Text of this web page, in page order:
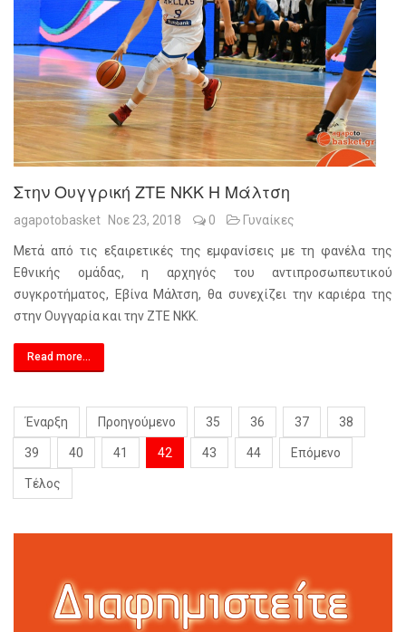
Στην Ουγγρική ZTE NKK Η Μάλτση
agapotobasket Νοε 23, 2018 0 Γυναίκες
Μετά από τις εξαιρετικές της εμφανίσεις με τη φανέλα της
Εθνικής ομάδας, η αρχηγός του αντιπροσωπευτικού
συγκροτήματος, Εβίνα Μάλτση, θα συνεχίζει την καριέρα της
στην Ουγγαρία και την ZTE NKK.
Read more...
Έναρξη Προηγούμενο 35 36 37 38
39 40 41 42 43 44 Επόμενο
Τέλος